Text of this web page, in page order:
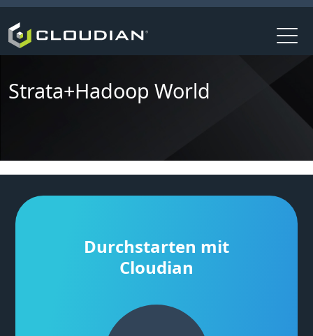
Strata+Hadoop World
Durchstarten mit
Cloudian